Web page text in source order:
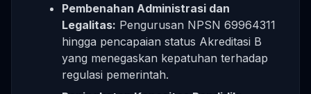
Pembenahan Administrasi dan
Legalitas: Pengurusan NPSN 69964311
hingga pencapaian status Akreditasi B
yang menegaskan kepatuhan terhadap
regulasi pemerintah.